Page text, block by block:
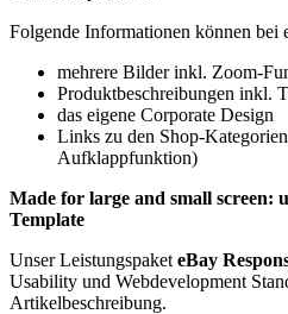
Folgende Informationen können bei
mehrere Bilder inkl. Zoom-
Produktbeschreibungen inkl.
das eigene Corporate Design
Links zu den Shop-
Aufklappfunktion)
Made for large and small screen:
Template
Unser Leistungspaket eBay
Usability und Webdevelopment
Artikelbeschreibung.